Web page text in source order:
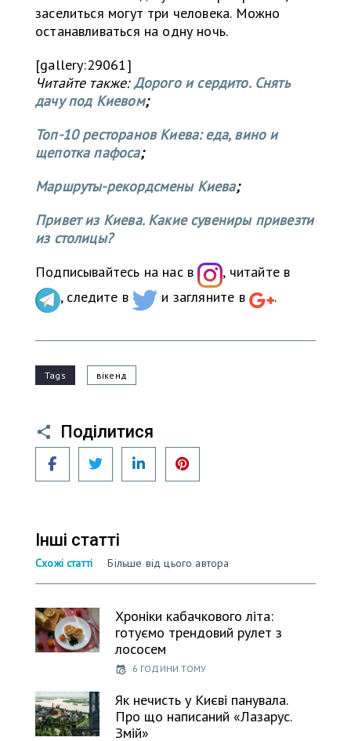
заселиться могут три человека. Можно
останавливаться на одну ночь.
[gallery:29061]
Читайте также:Дорого и сердито. Снять
дачу под Киевом;
Топ-10 ресторанов Киева: еда, вино и
щепотка пафоса;
Маршруты-рекордсмены Киева;
Привет из Киева. Какие сувениры привезти
из столицы?
Подписывайтесь на нас в
, читайте в
, следите в
и загляните в .
Tags вікенд
Поділитися
Facebook Twitter LinkedIn
Інші статті
Схожі статті Більше від цього автора
Хроніки кабачкового літа:
готуємо трендовий рулет з
лососем
6 ГОДИНИ ТОМУ
Як нечисть у Києві панувала.
Про що написаний «Лазарус.
Змій»